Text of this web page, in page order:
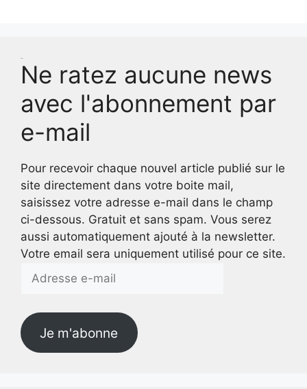
Ne ratez aucune news
avec l'abonnement par
e-mail
Pour recevoir chaque nouvel article publié sur le
site directement dans votre boite mail,
saisissez votre adresse e-mail dans le champ
ci-dessous. Gratuit et sans spam. Vous serez
aussi automatiquement ajouté à la newsletter.
Votre email sera uniquement utilisé pour ce site.
Adresse
Je m'abonne